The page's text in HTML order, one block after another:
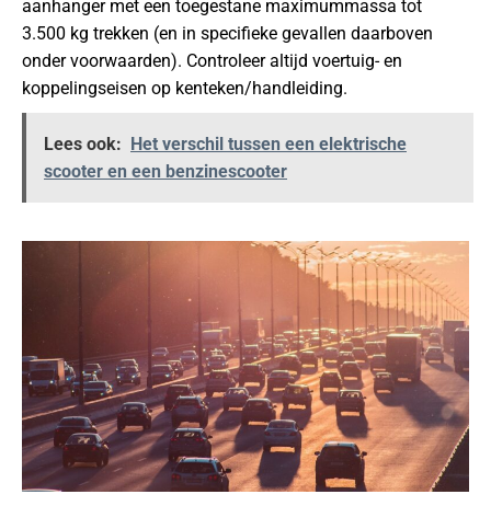
aanhanger met een toegestane maximummassa tot
3.500 kg trekken (en in specifieke gevallen daarboven
onder voorwaarden). Controleer altijd voertuig- en
koppelingseisen op kenteken/handleiding.
Lees ook: Het verschil tussen een elektrische
scooter en een benzinescooter